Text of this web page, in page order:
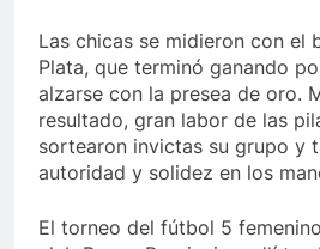
Las chicas se midieron con el
Plata, que terminó ganando
alzarse con la presea de oro.
resultado, gran labor de las
sortearon invictas su grupo y
autoridad y solidez en los
El torneo del fútbol 5